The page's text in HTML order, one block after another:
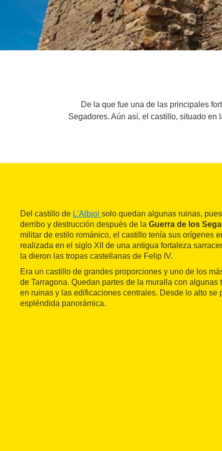
De la que fue una de las principales
Segadores. Aún así, el castillo, situado en
Del castillo de L'Albiol solo quedan algunas ruinas,
derribo y destrucción después de la Guerra de los
militar de estilo románico, el castillo tenía sus orígenes
realizada en el siglo XII de una antigua fortaleza
la dieron las tropas castellanas de Felip IV.
Era un castillo de grandes proporciones y uno de los
de Tarragona. Quedan partes de la muralla con algunas
en ruinas y las edificaciones centrales. Desde lo alto se
espléndida panorámica.